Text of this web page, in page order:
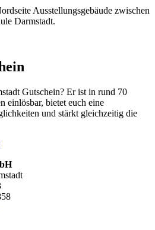
Ausstellungsgebäude zwischen
Darmstadt.
Gutschein? Er ist in rund 70
einlösbar, bietet euch eine
und stärkt gleichzeitig die